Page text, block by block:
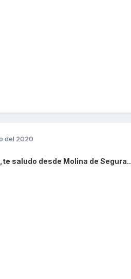
del 2020
saludo desde Molina de Segura..